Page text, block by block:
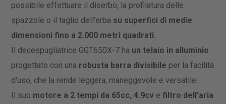
possibile effettuare il diserbo, la profilatura delle
spazzole o il taglio dell'erba su superfici di medie
dimensioni fino a 2.000 metri quadrati.
Il decespugliatrice GGT650X-7 ha un telaio in alluminio
progettato con una robusta barra divisibile per la facilità
d'uso, che la rende leggera, maneggevole e versatile.
Il suo motore a 2 tempi da 65cc, 4.9cv efiltro dell'aria